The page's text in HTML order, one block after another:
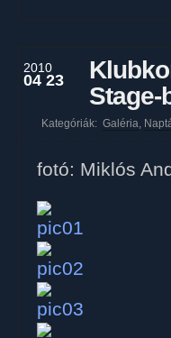
2010
04 23
Stage-
Kategóriák: Galéria,
fotó: Miklós